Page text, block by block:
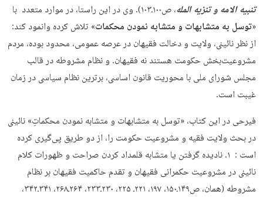
تنبیه الامه و تنزیه المله
، ص۱۰۰ـ۱۰۳). وی در این راستا، در موارد متعدد با
«توسل به متشابهات و متشابه نمودن محکمات» تلاش کرده وانمود کند:
از نظر نائینی، ولایت و دخالت فقیهان در عرصه عمومی، محدود بوده، مردم
مشروعیت‌بخش حکومت هستند نه فقیهان. و نظام مشروطه در قالب
مجلس شورای ملی با محوریت قانون اساسی، برترین نظام سیاسی در زمان
غیبت است.
فیرحی در این کتاب، «توسل به متشابهات و متشابه‌ نمودن محکماتِ» نائینی
در بحث ولایت فقیه و مشروعیت حکومت را، از دو طریق پی‌گیری کرده
است : ۱. نادیده گرفتن یا متشابه قلمداد کردن صراحت و ظهورات کلام
نائینی در مشروعیت حکمرانی فقیهان و تقدم حاکمیت فقیهان بر نظام
مشروطه (همان، ص۱۴۹ـ۱۵۰، ۱۹۷، ۲۲۱ـ ۲۲۵، ۲۳۰ـ۲۳۳، ۲۶۴ـ۲۶۸، ۳۴۱ـ۳۴۲،